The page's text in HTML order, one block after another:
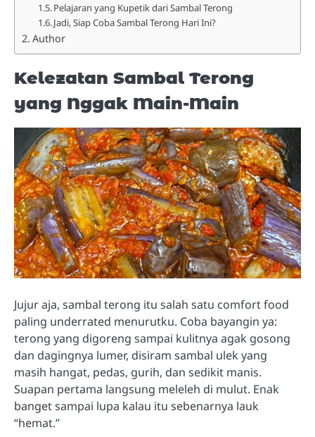
Pelajaran yang Kupetik dari Sambal Terong
Jadi, Siap Coba Sambal Terong Hari Ini?
Author
Kelezatan Sambal Terong
yang Nggak Main-Main
Jujur aja, sambal terong itu salah satu comfort food
paling underrated menurutku. Coba bayangin ya:
terong yang digoreng sampai kulitnya agak gosong
dan dagingnya lumer, disiram sambal ulek yang
masih hangat, pedas, gurih, dan sedikit manis.
Suapan pertama langsung meleleh di mulut. Enak
banget sampai lupa kalau itu sebenarnya lauk
“hemat.”